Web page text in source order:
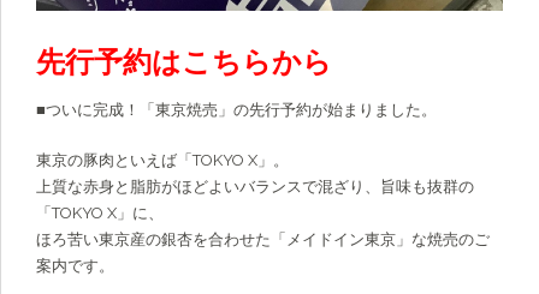
先行予約はこちらから
■ついに完成！「東京焼売」の先行予約が始まりました。
東京の豚肉といえば「TOKYO X」。
上質な赤身と脂肪がほどよいバランスで混ざり、旨味も抜群の
「TOKYO X」に、
ほろ苦い東京産の銀杏を合わせた「メイドイン東京」な焼売のご
案内です。